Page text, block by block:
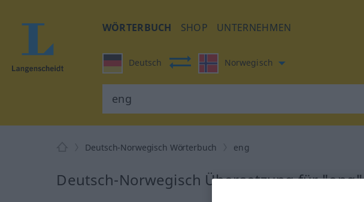
WÖRTERBUCH SHOP UNTERNEHMEN
Deutsch Norwegisch
Deutsch-Norwegisch Wörterbuch eng
Deutsch-Norwegisch Übersetzung für "eng"